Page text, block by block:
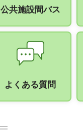
公共施設間バス
よくある質問